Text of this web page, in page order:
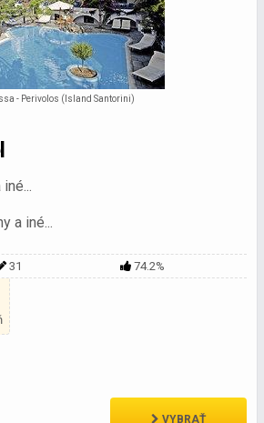
- Perivolos (Island Santorini)
a iné...
31
74.2%
VYBRAŤ